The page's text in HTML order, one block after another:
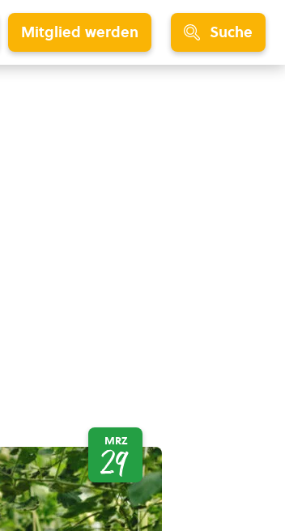
Mitglied werden Suche
MRZ
29